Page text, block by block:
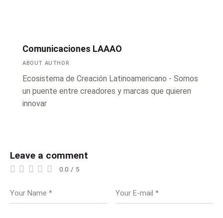
Comunicaciones LAAAO
ABOUT AUTHOR
Ecosistema de Creación Latinoamericano - Somos
un puente entre creadores y marcas que quieren
innovar
Leave a comment
0.0 / 5